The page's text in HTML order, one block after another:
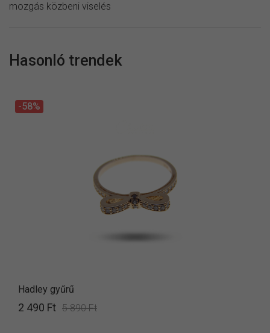
mozgás közbeni viselés
Hasonló trendek
-58%
Hadley gyűrű
2 490 Ft 5 890 Ft